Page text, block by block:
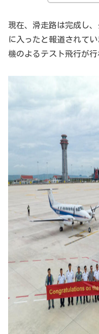
現在、滑走路は完成し
に入ったと報道されて
機のよるテスト飛行が行